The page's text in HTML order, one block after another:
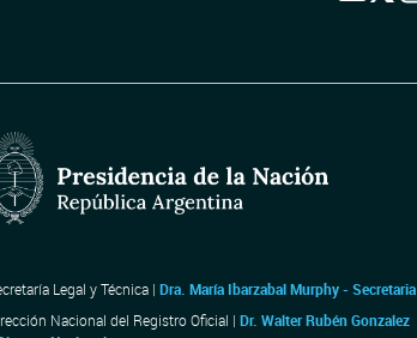
Legal y Técnica | Dra. María Ibarzabal Murphy - Secretaria
Nacional del Registro Oficial | Dr. Walter Rubén Gonzalez